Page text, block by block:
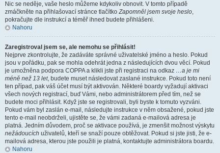
Nic se neděje, vaše heslo můžeme kdykoliv obnovit. V tomto případě
zmáčkněte na přihlašovací stránce tlačítkoZapomněl jsem svoje heslo,
pokračujte dle instrukcí a téměř ihned budete přihlášeni.
Nahoru
Zaregistroval jsem se, ale nemohu se přihlásit!
Nejprve zkontrolujte, že zadáváte správné uživatelské jméno a heslo. Pokud
jsou v pořádku, pak se mohla odehrát jedna z následujících dvou věcí. Pokud
je umožněna podpora COPPA a klikli jste při registraci na odkaz …a je mi
méně než 13 let, budete muset následovat zaslané instrukce. Pokud toto není
ten případ, pak váš účet musí být aktivován. Některé boardy vyžadují aktivaci
všech nových registrací, buď Vámi, nebo administrátorem před tím, než se
budete moci přihlásit. Když jste se registrovali, byli byste k tomuto vyzváni.
Pokud vám byl zaslán e-mail, následujte instrukce v něm obsažené, pokud jste
tento e-mail neobdrželi, ujistěte se, že vámi zadaná e-mailová adresa je
platná. Jedním důvodem, proč se aktivace používá, je zmenšit možnost výskytu
nežádoucích uživatelů, kteří se snaží pouze obtěžovat. Pokud si jste jisti, že e-
mailová adresa, kterou jste použili je platná, kontaktujte administrátora boardu.
Nahoru